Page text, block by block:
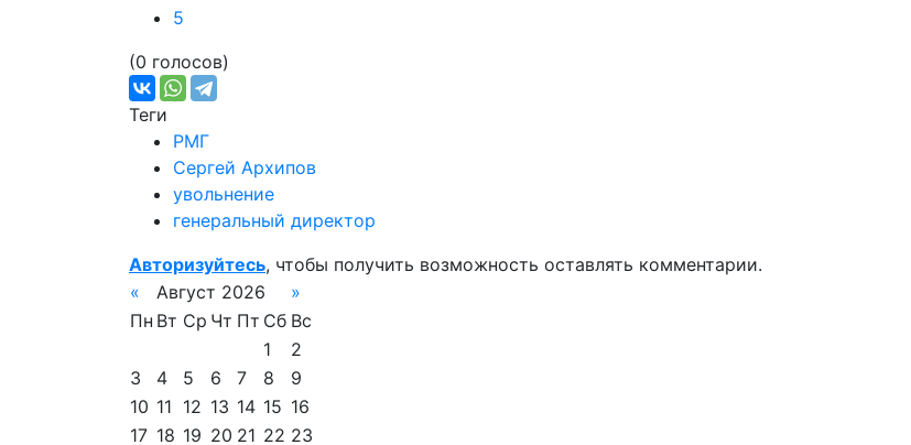
5
(0 голосов)
Теги
РМГ
Сергей Архипов
увольнение
генеральный директор
Авторизуйтесь, чтобы получить возможность оставлять комментарии.
«
Август 2026
»
Пн Вт Ср Чт Пт Сб Вс
1
2
3
4 5 6 7 8
9
10 11 12 13 14 15 16
17 18 19 20 21 22 23